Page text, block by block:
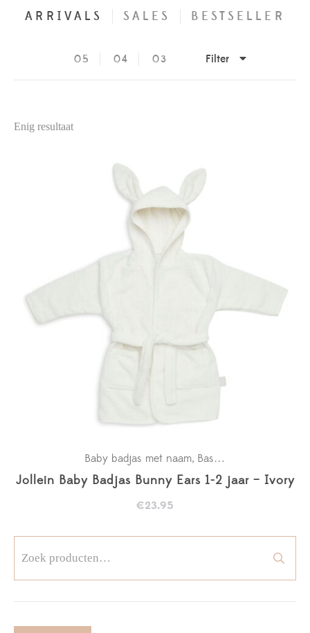
ARRIVALS SALES BESTSELLER
05 04 03 Filter
Enig resultaat
Baby badjas met naam, Basics
Jollein Baby Badjas Bunny Ears 1-2 jaar – Ivory
€23.95
naar: